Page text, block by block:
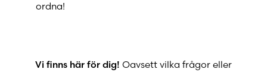
ordna!
Vi finns här för dig! Oavsett vilka frågor eller